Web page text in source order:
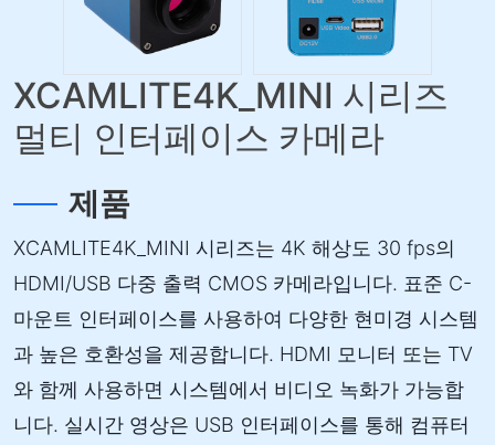
XCAMLITE4K_MINI 시리즈
멀티 인터페이스 카메라
제품
XCAMLITE4K_MINI 시리즈는 4K 해상도 30 fps의
HDMI/USB 다중 출력 CMOS 카메라입니다. 표준 C-
마운트 인터페이스를 사용하여 다양한 현미경 시스템
과 높은 호환성을 제공합니다. HDMI 모니터 또는 TV
와 함께 사용하면 시스템에서 비디오 녹화가 가능합
니다. 실시간 영상은 USB 인터페이스를 통해 컴퓨터